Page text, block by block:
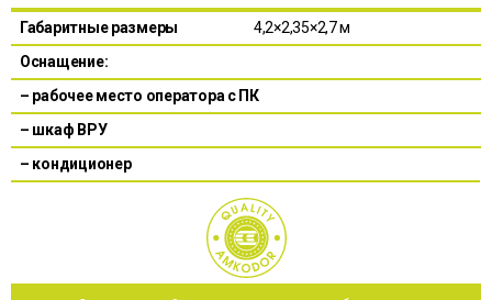
Габаритные размеры
4,2×2,35×2,7 м
Оснащение:
– рабочее место оператора с ПК
– шкаф ВРУ
– кондиционер